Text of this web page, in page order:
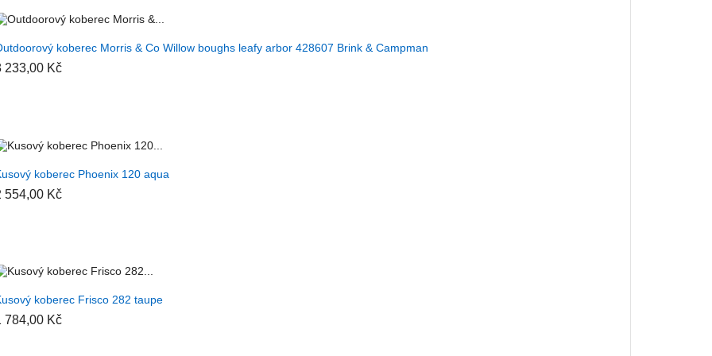
+ PŘIDAT DO KOŠÍKU
koberec Morris & Co Willow boughs leafy arbor 428607 Brink & Campman
233,00 Kč
koberec Phoenix 120 aqua
554,00 Kč
koberec Frisco 282 taupe
784,00 Kč